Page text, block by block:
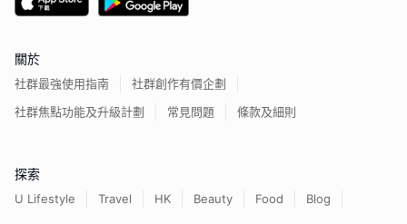
關於
社群最強使用指南
社群創作有價企劃
社群焦點功能及升級計劃
常見問題 條款及細則
探索
U Lifestyle Travel HK Beauty Food
Blog